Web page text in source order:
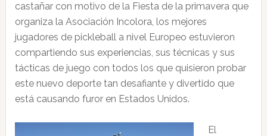
castañar con motivo de la Fiesta de la primavera que
organiza la Asociación Incolora, los mejores
jugadores de pickleball a nivel Europeo estuvieron
compartiendo sus experiencias, sus técnicas y sus
tácticas de juego con todos los que quisieron probar
este nuevo deporte tan desafiante y divertido que
está causando furor en Estados Unidos.
El